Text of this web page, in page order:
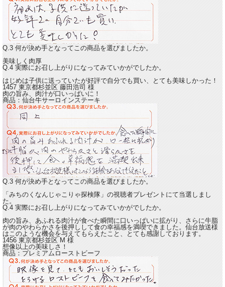
Q.3 何が決め手となってこの商品を選びましたか。
美味しく肉厚
Q.4 実際にお召し上がりになってみていかがでしたか。
はじめは子供に送っていたが好評で自分でも買い、とても美味しかった！
1457 東京都杉並区藤田浩司様
肉の旨み、肉汁が口いっぱいに！
商品：仙台牛サーロインステーキ
Q.3 何が決め手となってこの商品を選びましたか。
「みちのくなんじゃこりゃ探検隊」の視聴者プレゼントにて当選しまし
た。
Q.4 実際にお召し上がりになってみていかがでしたか。
肉の旨み、あふれる肉汁が食べた瞬間に口いっぱいに拡がり、さらに牛脂
が肉のやわらかさを後押しして食の幸福感を満喫できました。仙台放送様
はこのような機会を与えてもらえたこと、とても感謝しております。
1456 東京都杉並区M様
想像以上の美味しさ！
商品：プレミアムローストビーフ